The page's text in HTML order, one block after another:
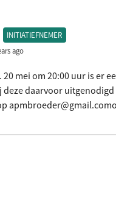
INITIATIEFNEMER
ago
20 mei om 20:00 uur is er
daarvoor uitgenodigd